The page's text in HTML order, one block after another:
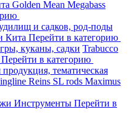
Golden Mean Megabass
и садков, род-поды
Кита Перейти в категорию
куканы, садки Trabucco
Перейти в категорию
тематическая
Reins SL rods Maximus
Инструменты Перейти в